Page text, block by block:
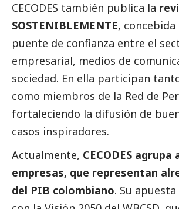
CECODES también publica la
SOSTENIBLEMENTE,
puente de confianza entre el
empresarial, medios de
sociedad. En ella participan
como miembros de la Red de
fortaleciendo la difusión de
casos inspiradores.
Actualmente, CECODES agrupa
empresas, que representan
del PIB colombiano. Su